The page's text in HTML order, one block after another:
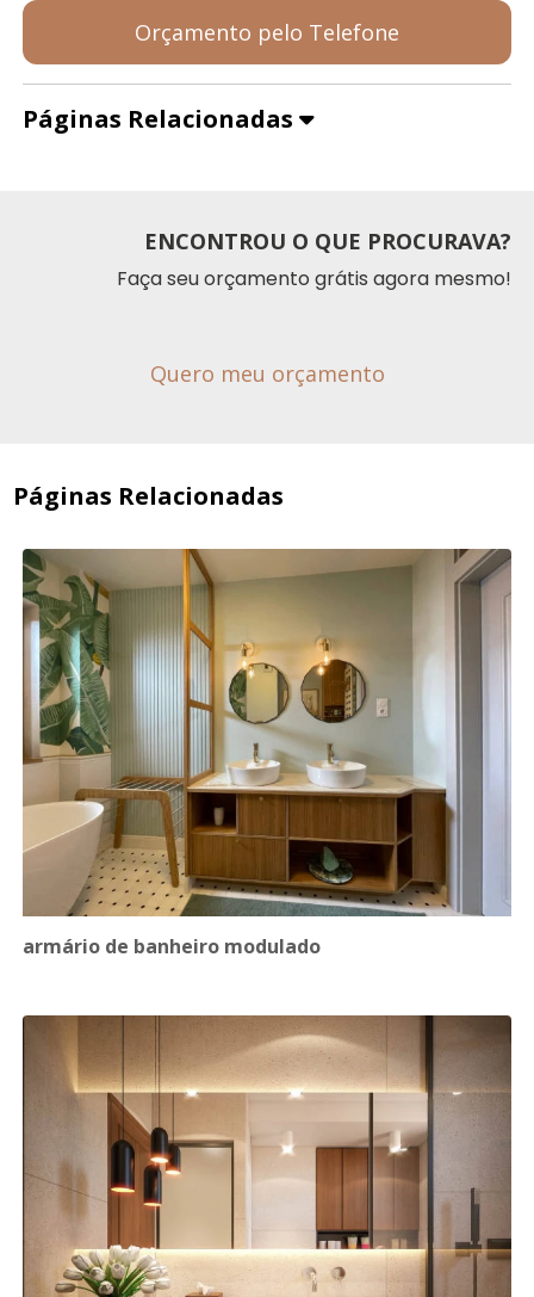
Orçamento pelo Telefone
Páginas Relacionadas
ENCONTROU O QUE PROCURAVA?
Faça seu orçamento grátis agora mesmo!
Quero meu orçamento
Páginas Relacionadas
armário de banheiro modulado